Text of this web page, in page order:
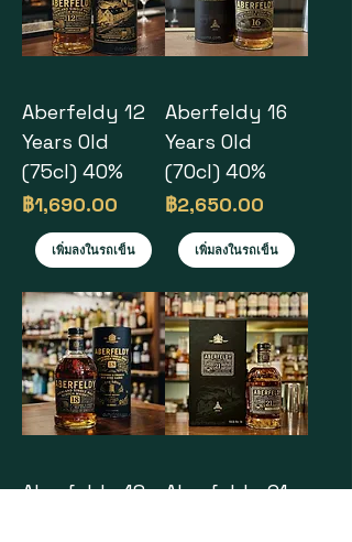
Aberfeldy 12
Years Old
(75cl) 40%
ราคา
฿1,690.00
เพิ่มลงในรถเข็น
Aberfeldy 16
Years Old
(70cl) 40%
ราคา
฿2,650.00
เพิ่มลงในรถเข็น
Aberfeldy 18
Aberfeldy 21